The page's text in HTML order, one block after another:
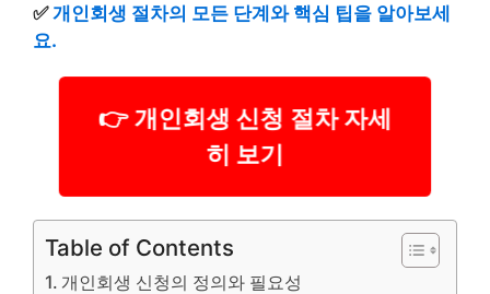
✅개인회생 절차의 모든 단계와 핵심 팁을 알아보세
요.
👉 개인회생 신청 절차 자세
히 보기
Table of Contents
개인회생 신청의 정의와 필요성